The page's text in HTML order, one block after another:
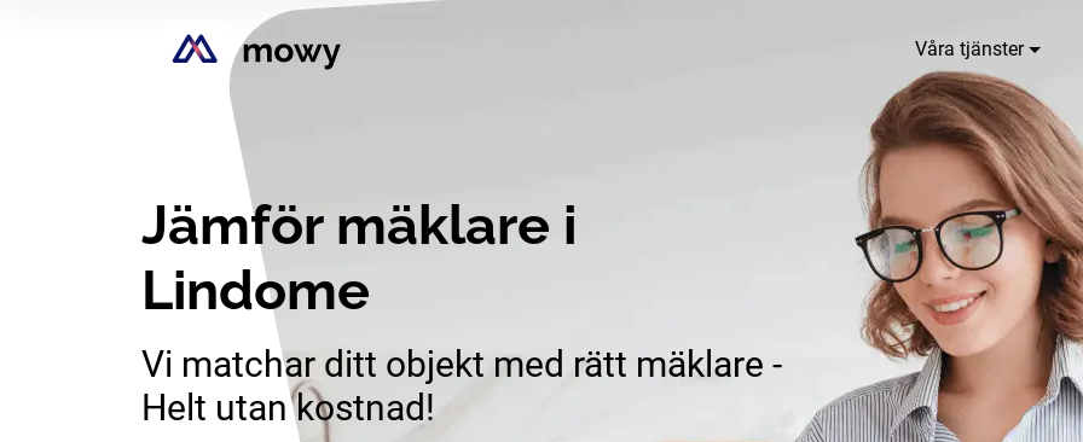
Våra tjänster
Jämför mäklare i
Lindome
Vi matchar ditt objekt med rätt mäklare -
Helt utan kostnad!